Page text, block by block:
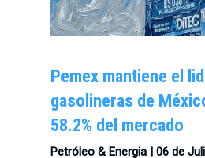
Pemex mantiene el
gasolineras de
58.2% del mercado
Petróleo & Energia |06 de